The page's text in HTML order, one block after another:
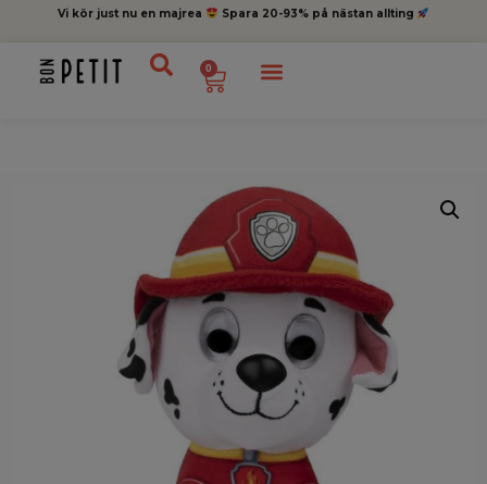
Vi kör just nu en majrea Spara 20-93% på nästan allting
0